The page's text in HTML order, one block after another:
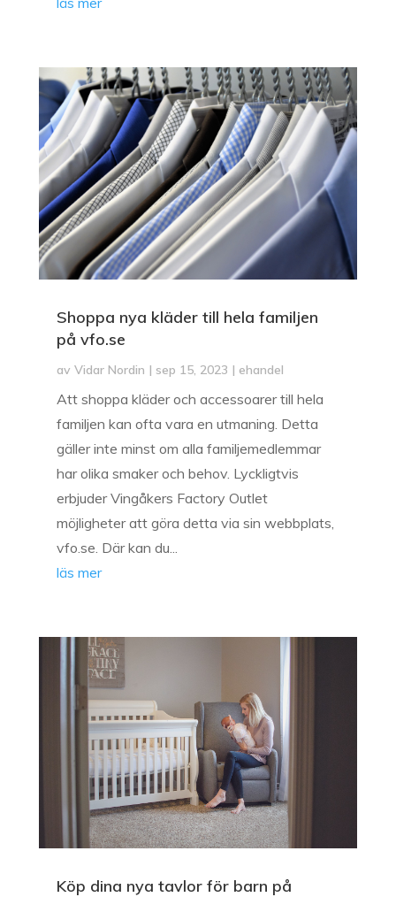
Shoppa nya kläder till hela familjen
på vfo.se
av Vidar Nordin | sep 15, 2023 | ehandel
Att shoppa kläder och accessoarer till hela
familjen kan ofta vara en utmaning. Detta
gäller inte minst om alla familjemedlemmar
har olika smaker och behov. Lyckligtvis
erbjuder Vingåkers Factory Outlet
möjligheter att göra detta via sin webbplats,
vfo.se. Där kan du...
läs mer
Köp dina nya tavlor för barn på